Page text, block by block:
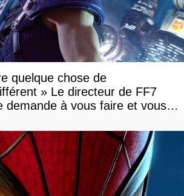
quelque chose de
» Le directeur de FF7
demande à vous faire et vous